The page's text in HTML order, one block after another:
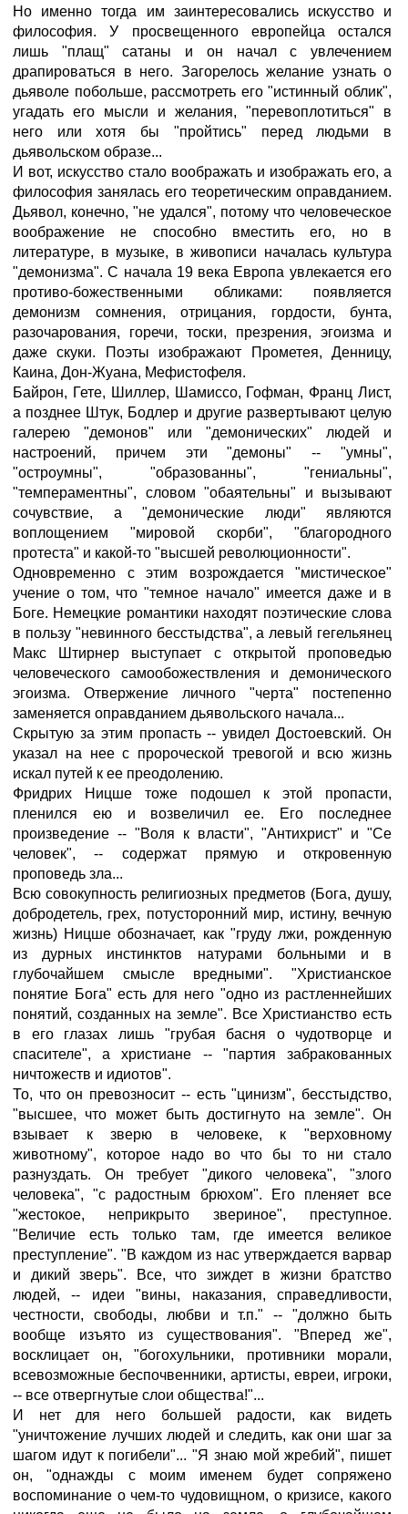
Но именно тогда им заинтересовались искусство и
философия. У просвещенного европейца остался
лишь "плащ" сатаны и он начал с увлечением
драпироваться в него. Загорелось желание узнать о
дьяволе побольше, рассмотреть его "истинный облик",
угадать его мысли и желания, "перевоплотиться" в
него или хотя бы "пройтись" перед людьми в
дьявольском образе...
И вот, искусство стало воображать и изображать его, а
философия занялась его теоретическим оправданием.
Дьявол, конечно, "не удался", потому что человеческое
воображение не способно вместить его, но в
литературе, в музыке, в живописи началась культура
"демонизма". С начала 19 века Европа увлекается его
противо-божественными обликами: появляется
демонизм сомнения, отрицания, гордости, бунта,
разочарования, горечи, тоски, презрения, эгоизма и
даже скуки. Поэты изображают Прометея, Денницу,
Каина, Дон-Жуана, Мефистофеля.
Байрон, Гете, Шиллер, Шамиссо, Гофман, Франц Лист,
а позднее Штук, Бодлер и другие развертывают целую
галерею "демонов" или "демонических" людей и
настроений, причем эти "демоны" -- "умны",
"остроумны", "образованны", "гениальны",
"темпераментны", словом "обаятельны" и вызывают
сочувствие, а "демонические люди" являются
воплощением "мировой скорби", "благородного
протеста" и какой-то "высшей революционности".
Одновременно с этим возрождается "мистическое"
учение о том, что "темное начало" имеется даже и в
Боге. Немецкие романтики находят поэтические слова
в пользу "невинного бесстыдства", а левый гегельянец
Макс Штирнер выступает с открытой проповедью
человеческого самообожествления и демонического
эгоизма. Отвержение личного "черта" постепенно
заменяется оправданием дьявольского начала...
Скрытую за этим пропасть -- увидел Достоевский. Он
указал на нее с пророческой тревогой и всю жизнь
искал путей к ее преодолению.
Фридрих Ницше тоже подошел к этой пропасти,
пленился ею и возвеличил ее. Его последнее
произведение -- "Воля к власти", "Антихрист" и "Се
человек", -- содержат прямую и откровенную
проповедь зла...
Всю совокупность религиозных предметов (Бога, душу,
добродетель, грех, потусторонний мир, истину, вечную
жизнь) Ницше обозначает, как "груду лжи, рожденную
из дурных инстинктов натурами больными и в
глубочайшем смысле вредными". "Христианское
понятие Бога" есть для него "одно из растленнейших
понятий, созданных на земле". Все Христианство есть
в его глазах лишь "грубая басня о чудотворце и
спасителе", а христиане -- "партия забракованных
ничтожеств и идиотов".
То, что он превозносит -- есть "цинизм", бесстыдство,
"высшее, что может быть достигнуто на земле". Он
взывает к зверю в человеке, к "верховному
животному", которое надо во что бы то ни стало
разнуздать. Он требует "дикого человека", "злого
человека", "с радостным брюхом". Его пленяет все
"жестокое, неприкрыто звериное", преступное.
"Величие есть только там, где имеется великое
преступление". "В каждом из нас утверждается варвар
и дикий зверь". Все, что зиждет в жизни братство
людей, -- идеи "вины, наказания, справедливости,
честности, свободы, любви и т.п." -- "должно быть
вообще изъято из существования". "Вперед же",
восклицает он, "богохульники, противники морали,
всевозможные беспочвенники, артисты, евреи, игроки,
-- все отвергнутые слои общества!"...
И нет для него большей радости, как видеть
"уничтожение лучших людей и следить, как они шаг за
шагом идут к погибели"... "Я знаю мой жребий", пишет
он, "однажды с моим именем будет сопряжено
воспоминание о чем-то чудовищном, о кризисе, какого